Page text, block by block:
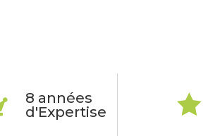
8 années
d'Expertise
